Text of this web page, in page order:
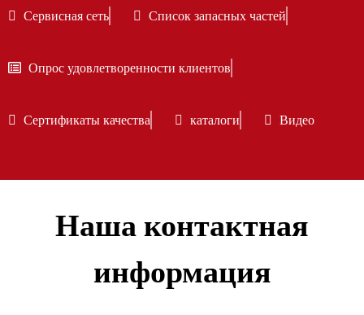
Сервисная сеть Список запасных частей
Опрос удовлетворенности клиентов
Сертификаты качества каталоги Видео
Наша контактная
информация